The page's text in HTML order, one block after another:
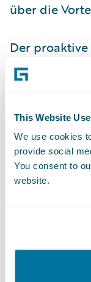
This Website
We use cookies
provide social
You consent to
website.
über die
Der
Interaktion
aktiven
Risikoberater
Schäden zu
in ihrem
zeitnah